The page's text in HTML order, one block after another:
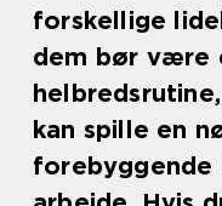
forskellige
dem bør være
kan spille en
forebyggende